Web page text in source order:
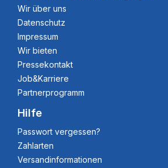
Wir über uns
Datenschutz
Impressum
Wir bieten
Pressekontakt
Job&Karriere
Partnerprogramm
Hilfe
Passwort vergessen?
Zahlarten
Versandinformationen